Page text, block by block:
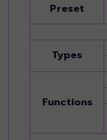
Preset
Types
Functions